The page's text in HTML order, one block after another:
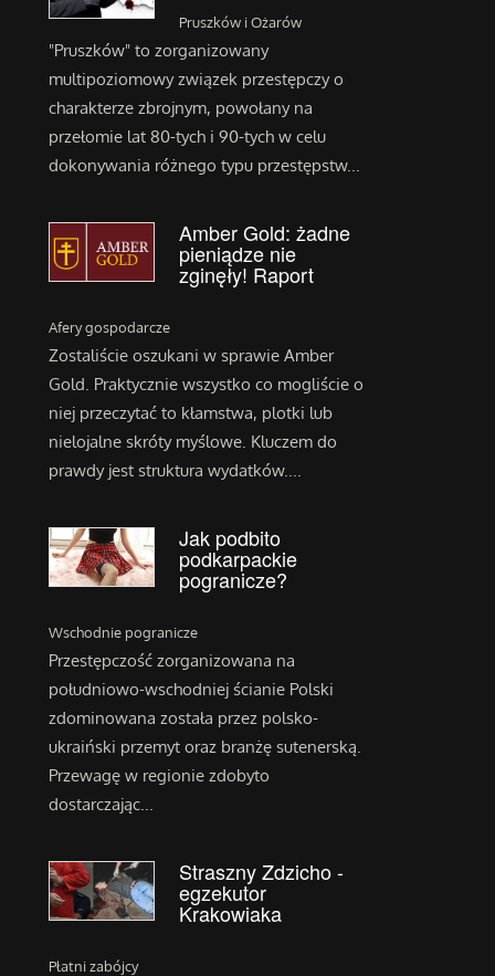
Pruszków i Ożarów
"Pruszków" to zorganizowany
multipoziomowy związek przestępczy o
charakterze zbrojnym, powołany na
przełomie lat 80-tych i 90-tych w celu
dokonywania różnego typu przestępstw...
Amber Gold: żadne
pieniądze nie
zginęły! Raport
Afery gospodarcze
Zostaliście oszukani w sprawie Amber
Gold. Praktycznie wszystko co mogliście o
niej przeczytać to kłamstwa, plotki lub
nielojalne skróty myślowe. Kluczem do
prawdy jest struktura wydatków....
Jak podbito
podkarpackie
pogranicze?
Wschodnie pogranicze
Przestępczość zorganizowana na
południowo-wschodniej ścianie Polski
zdominowana została przez polsko-
ukraiński przemyt oraz branżę sutenerską.
Przewagę w regionie zdobyto
dostarczając...
Straszny Zdzicho -
egzekutor
Krakowiaka
Płatni zabójcy